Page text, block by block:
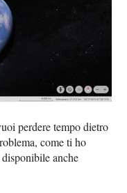
perdere tempo dietro
come ti ho
anche